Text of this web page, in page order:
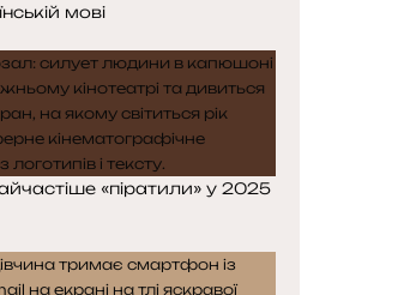
мові
«піратили» у 2025